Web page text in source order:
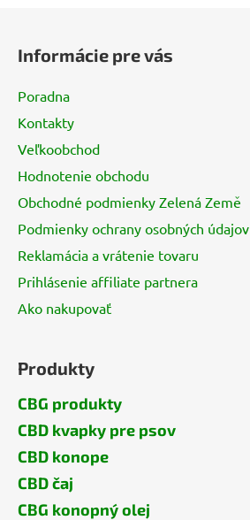
Informácie pre vás
Poradna
Kontakty
Veľkoobchod
Hodnotenie obchodu
Obchodné podmienky Zelená Země
Podmienky ochrany osobných údajov
Reklamácia a vrátenie tovaru
Prihlásenie affiliate partnera
Ako nakupovať
Produkty
CBG produkty
CBD kvapky pre psov
CBD konope
CBD čaj
CBG konopný olej